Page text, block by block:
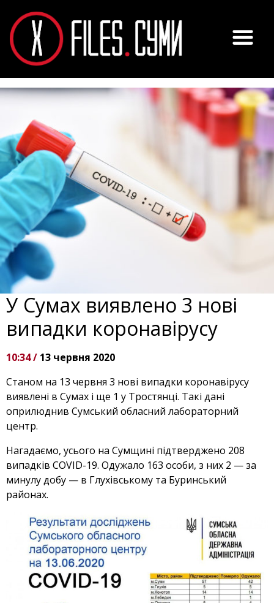
У Сумах виявлено 3 нові
випадки коронавірусу
10:34 / 13 червня 2020
Станом на 13 червня 3 нові випадки коронавірусу
виявлені в Сумах і ще 1 у Тростянці. Такі дані
оприлюднив Сумський обласний лабораторний
центр.
Нагадаємо, усього на Сумщині підтверджено 208
випадків COVID-19. Одужало 163 особи, з них 2 — за
минулу добу — в Глухівському та Буринський
районах.